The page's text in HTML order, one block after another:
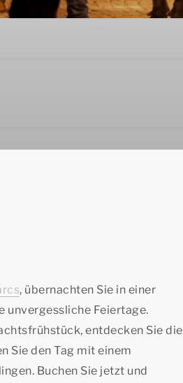
, übernachten Sie in einer
unvergessliche Feiertage.
entdecken Sie die
Sie den Tag mit einem
Buchen Sie jetzt und